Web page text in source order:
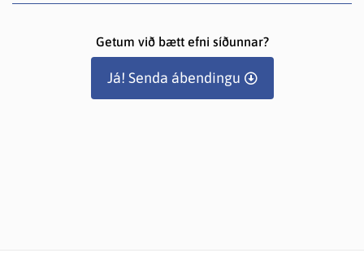
Getum við bætt efni síðunnar?
Já! Senda ábendingu